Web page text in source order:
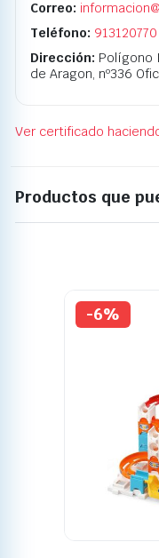
Correo:
Teléfono: 913120770
Dirección: Polígono
de Aragon, nº336
Ver certificado
Productos que
-6%